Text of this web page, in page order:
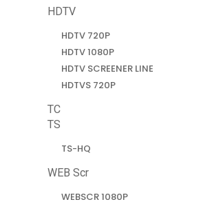
HDTV
HDTV 720P
HDTV 1080P
HDTV SCREENER LINE
HDTVS 720P
TC
TS
TS-HQ
WEB Scr
WEBSCR 1080P